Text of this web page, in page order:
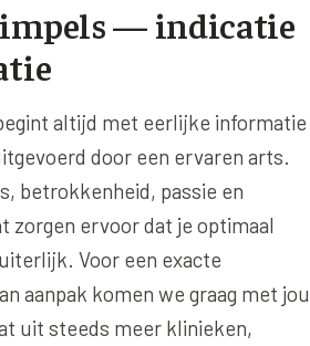
ogen
Profiel
Online boeken
Enschede
— indicatie
altijd met eerlijke informatie
door een ervaren arts.
betrokkenheid, passie en
zorgen ervoor dat je optimaal
Voor een exacte
aanpak komen we graag met jou
uit steeds meer klinieken,